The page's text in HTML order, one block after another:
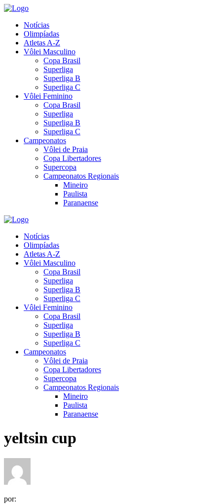
Notícias
Olimpíadas
Atletas A-Z
Vôlei Masculino
Copa Brasil
Superliga
Superliga B
Superliga C
Vôlei Feminino
Copa Brasil
Superliga
Superliga B
Superliga C
Campeonatos
Vôlei de Praia
Copa Libertadores
Supercopa
Campeonatos Regionais
Mineiro
Paulista
Paranaense
Notícias
Olimpíadas
Atletas A-Z
Vôlei Masculino
Copa Brasil
Superliga
Superliga B
Superliga C
Vôlei Feminino
Copa Brasil
Superliga
Superliga B
Superliga C
Campeonatos
Vôlei de Praia
Copa Libertadores
Supercopa
Campeonatos Regionais
Mineiro
Paulista
Paranaense
yeltsin cup
por: